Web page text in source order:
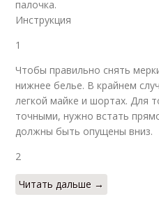
палочка.
Инструкция
1
Чтобы правильно снять
нижнее белье. В крайнем
легкой майке и шортах. Для
точными, нужно встать
должны быть опущены вниз.
2
Читать дальше →